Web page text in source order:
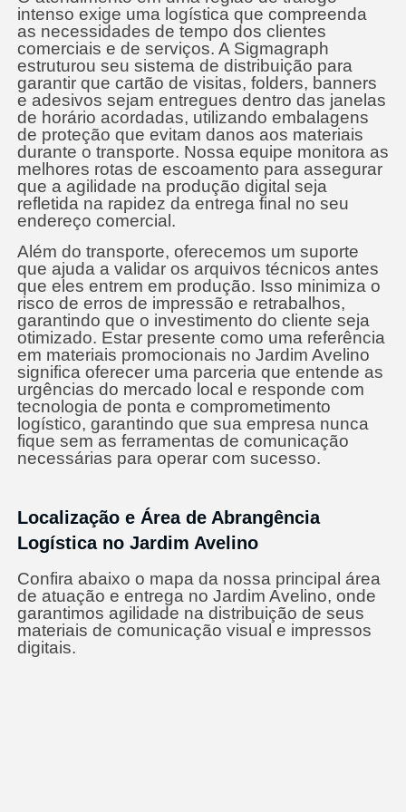
intenso exige uma logística que compreenda
as necessidades de tempo dos clientes
comerciais e de serviços. A Sigmagraph
estruturou seu sistema de distribuição para
garantir que cartão de visitas, folders, banners
e adesivos sejam entregues dentro das janelas
de horário acordadas, utilizando embalagens
de proteção que evitam danos aos materiais
durante o transporte. Nossa equipe monitora as
melhores rotas de escoamento para assegurar
que a agilidade na produção digital seja
refletida na rapidez da entrega final no seu
endereço comercial.
Além do transporte, oferecemos um suporte
que ajuda a validar os arquivos técnicos antes
que eles entrem em produção. Isso minimiza o
risco de erros de impressão e retrabalhos,
garantindo que o investimento do cliente seja
otimizado. Estar presente como uma referência
em materiais promocionais no Jardim Avelino
significa oferecer uma parceria que entende as
urgências do mercado local e responde com
tecnologia de ponta e comprometimento
logístico, garantindo que sua empresa nunca
fique sem as ferramentas de comunicação
necessárias para operar com sucesso.
Localização e Área de Abrangência
Logística no Jardim Avelino
Confira abaixo o mapa da nossa principal área
de atuação e entrega no Jardim Avelino, onde
garantimos agilidade na distribuição de seus
materiais de comunicação visual e impressos
digitais.